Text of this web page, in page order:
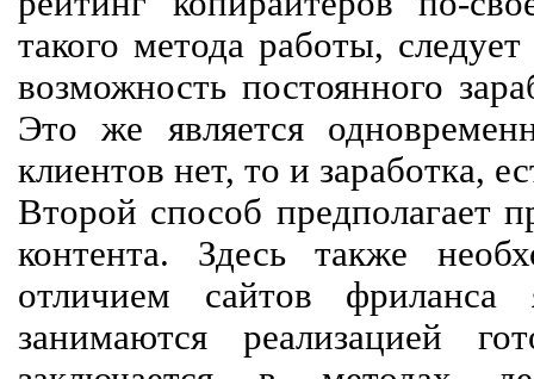
такого метода работы,
возможность постоянного
Это же является
клиентов нет, то и заработка,
Второй способ предполагает
контента. Здесь также
отличием сайтов
занимаются реализацией